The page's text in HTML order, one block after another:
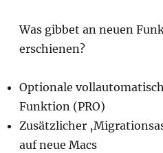
Was gibbet an neuen
erschienen?
Optionale
Funktion (PRO)
Zusätzlicher
auf neue Macs